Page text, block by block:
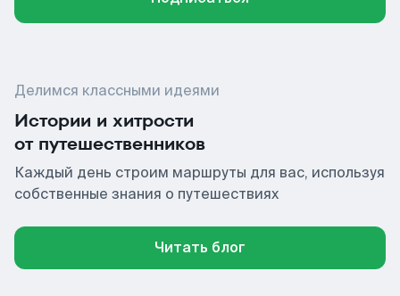
Делимся классными идеями
Истории и хитрости
от путешественников
Каждый день строим маршруты для вас, используя
собственные знания о путешествиях
Читать блог